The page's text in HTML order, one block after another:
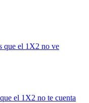
que el 1X2 no ve
el 1X2 no te cuenta